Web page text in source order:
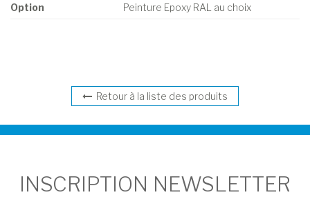
Option
Peinture Epoxy RAL au choix
Retour à la liste des produits
INSCRIPTION NEWSLETTER